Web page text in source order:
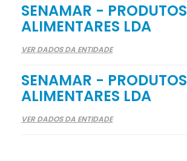
SENAMAR - PRODUTOS
ALIMENTARES LDA
VER DADOS DA ENTIDADE
SENAMAR - PRODUTOS
ALIMENTARES LDA
VER DADOS DA ENTIDADE